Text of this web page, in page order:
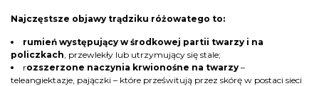
Najczęstsze objawy trądziku różowatego to:
rumień występujący w środkowej partii twarzy i na
policzkach, przewlekły lub utrzymujący się stale;
rozszerzone naczynia krwionośne na twarzy –
teleangiektazje, pajączki – które prześwitują przez skórę w postaci sieci